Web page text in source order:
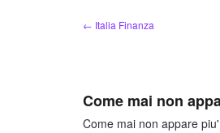
← Italia Finanza
Come mai non
Come mai non appare